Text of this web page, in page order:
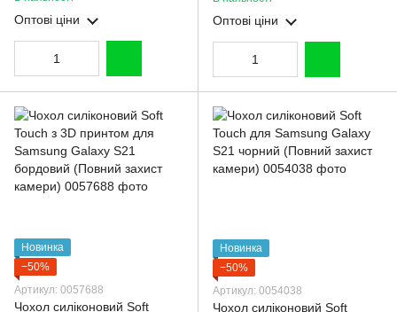
камери)
Оптові ціни
камери)
Оптові ціни
Новинка
−50%
Артикул: 0057688
Чохол силіконовий Soft
Новинка
−50%
Артикул: 0054038
Чохол силіконовий Soft